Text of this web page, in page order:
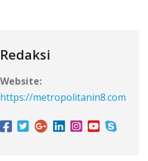
Redaksi
Website:
https://metropolitanin8.com